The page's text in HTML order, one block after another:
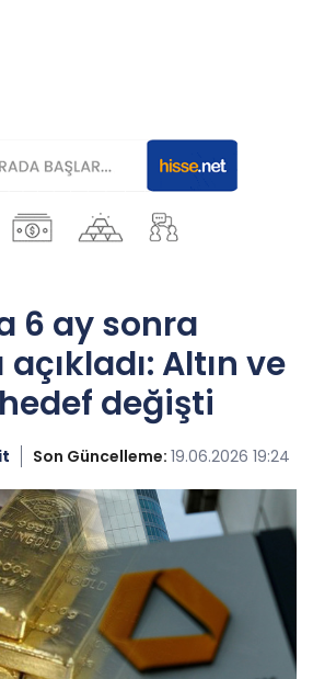
6 ay sonra
Altın ve
değişti
Son Güncelleme: 19.06.2026 19:24